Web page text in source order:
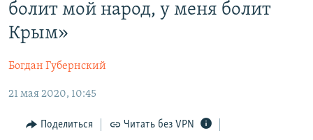
содержанию
Вернутся
главной
навигации
Вернутся
поиску
11 ЛЕТ ОККУПАЦИИ КРЫМА. 11 ИСТОРИЙ СОПРОТИВЛЕНИЯ
ВОДА
ЕЩЕ
ИНТЕРАКТИВ
ИНФОГРАФИКА
РАДІО СВОБОДА
КАК ОБОЙТИ БЛОКИРОВКУ
болит мой народ, у меня болит
Крым»
Богдан Губернский
21 мая 2020, 10:45
Поделиться Читать без VPN